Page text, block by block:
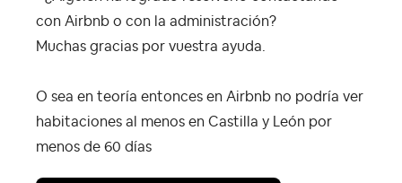
con Airbnb o con la administración?
Muchas gracias por vuestra ayuda.
O sea en teoría entonces en Airbnb no podría ver
habitaciones al menos en Castilla y León por
menos de 60 días